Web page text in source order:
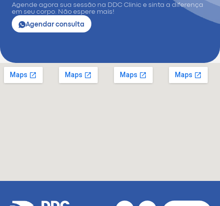
Agende agora sua sessão na DDC Clinic e sinta a diferença
em seu corpo. Não espere mais!
Agendar consulta